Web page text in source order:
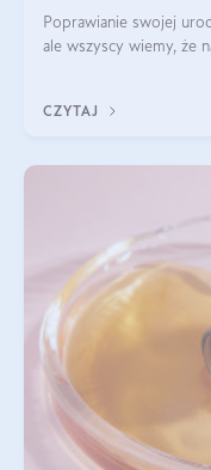
Poprawianie swojej
ale wszyscy wiemy, że
wysokiej jakości suplem
CZYTAJ